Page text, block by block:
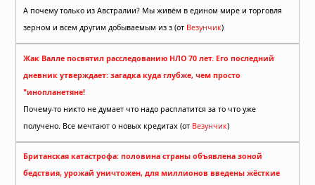
А почему только из Австралии? Мы живём в едином мире и торговля
зерном и всем другим добываемым из з (от Везунчик)
Жак Валле посвятил расследованию НЛО 70 лет. Его последний
дневник утверждает: загадка куда глубже, чем просто
"инопланетяне!
Почему-то никто не думает что надо расплатится за то что уже
получено. Все мечтают о новых кредитах (от Везунчик)
Британская катастрофа: половина страны объявлена зоной
бедствия, урожай уничтожен, для миллионов введены жёсткие